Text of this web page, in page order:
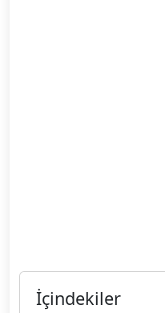
İçindekiler